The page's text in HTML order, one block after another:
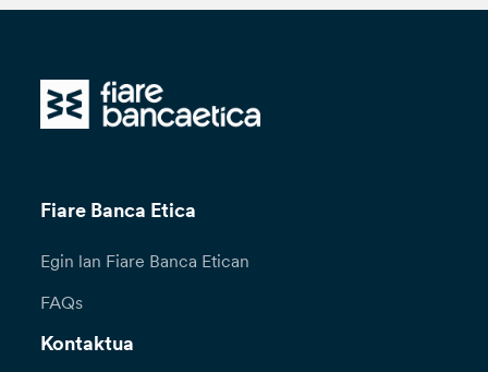
Fiare Banca Etica
Egin lan Fiare Banca Etican
FAQs
Kontaktua